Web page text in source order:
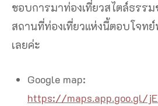
ชอบการมาท่องเที่ยวสไตล์ธรร
สถานที่ท่องเที่ยวแห่งนี้ตอบโจท
เลยค่ะ
Google map:
https://maps.app.goo.gl/